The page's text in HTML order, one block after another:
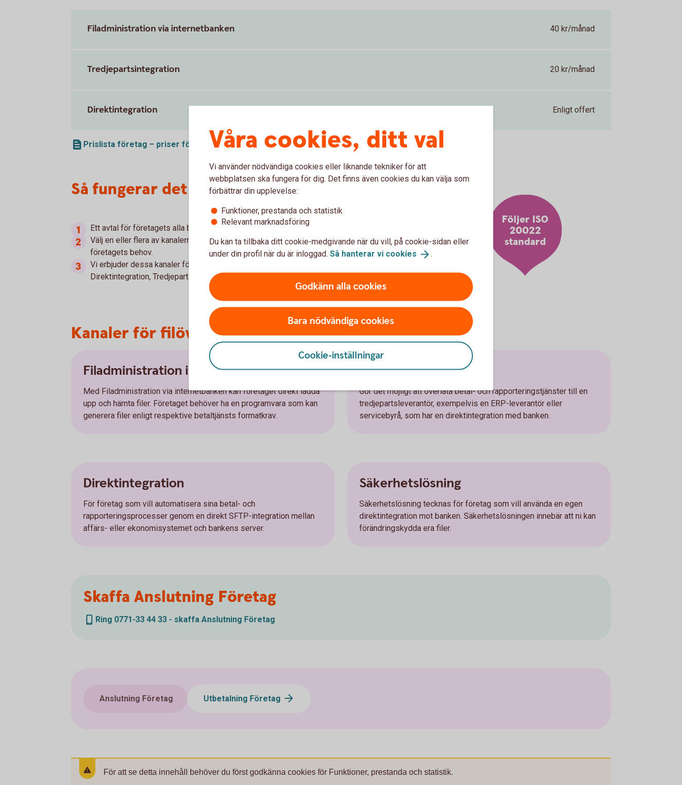
Filadministration via internetbanken 40 kr/månad
Tredjepartsintegration 20 kr/månad
Direktintegration Enligt offert
Prislista företag – priser för alla våra företagstjänster (pdf)
Så fungerar det
Ett avtal för företagets alla betal- och rapporteringsprocesser.
Välj en eller flera av kanalerna för filöverföring för att skräddarsy tjänsten efter
företagets behov.
Vi erbjuder dessa kanaler för filöverföring - Filadministration via internetbanken,
Direktintegration, Tredjepartsintegration eller Säkerhetslösning.
Följer ISO
20022
standard
Kanaler för filöverföring
Filadministration internetbanken
Med Filadministration via internetbanken kan företaget direkt ladda
upp och hämta filer. Företaget behöver ha en programvara som kan
generera filer enligt respektive betaltjänsts formatkrav.
Direktintegration
För företag som vill automatisera sina betal- och
rapporteringsprocesser genom en direkt SFTP-integration mellan
affärs- eller ekonomisystemet och bankens server.
Tredjepartsintegration
Gör det möjligt att överlåta betal- och rapporteringstjänster till en
tredjepartsleverantör, exempelvis en ERP-leverantör eller
servicebyrå, som har en direktintegration med banken.
Säkerhetslösning
Säkerhetslösning tecknas för företag som vill använda en egen
direktintegration mot banken. Säkerhetslösningen innebär att ni kan
förändringskydda era filer.
Skaffa Anslutning Företag
Ring 0771-33 44 33 - skaffa Anslutning Företag
Anslutning Företag Utbetalning Företag
För att se detta innehåll behöver du först godkänna cookies för Funktioner, prestanda och statistik.
Våra cookies, ditt val
Vi använder nödvändiga cookies eller liknande tekniker för att
webbplatsen ska fungera för dig. Det finns även cookies du kan välja som
förbättrar din upplevelse:
Funktioner, prestanda och statistik
Relevant marknadsföring
Du kan ta tillbaka ditt cookie-medgivande när du vill, på cookie-sidan eller
under din profil när du är inloggad. Så hanterar vi cookies .
Godkänn alla cookies
Bara nödvändiga cookies
Cookie-inställningar